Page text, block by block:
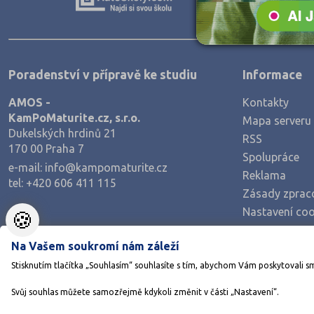
Zpracování dřeva, nábytku
Doprava a spoje
Informační služby
Ekonomie
Ekonomie a administrativa
Podnikání a management
Hotelnictví, turismus, gastronomie
Obchod, prodej
Služby
Přírodovědné a potravinářské obory
Ekologie a ochrana ŽP
Poradenství v přípravě ke studiu
AMOS -
KamPoMaturite.cz, s.r.o.
Dukelských hrdinů 21
170 00 Praha 7
e-mail: info@kampomaturite.cz
tel: +420 606 411 115
Informace
Kontakty
Mapa serveru
RSS
Spolupráce
Reklama
Zásady
Nastavení
🍪
Na Vašem soukromí nám záleží
Stisknutím tlačítka „Souhlasím“ souhlasíte s tím, abychom Vám poskytovali
Svůj souhlas můžete samozřejmě kdykoli změnit v části „Nastavení“.